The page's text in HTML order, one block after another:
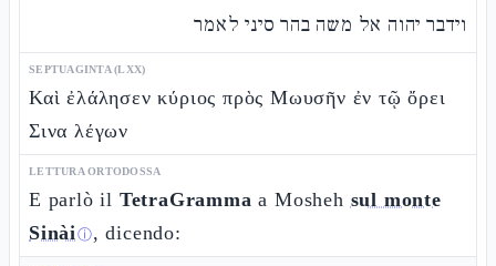
וידבר יהוה אל משה בהר סיני לאמר
SEPTUAGINTA (LXX)
Καὶ ἐλάλησεν κύριος πρὸς Μωυσῆν ἐν τῷ ὄρει
Σινα λέγων
LETTURA ORTODOSSA
E parlò il TetraGramma a Mosheh sul monte
Sinàiⓘ, dicendo: